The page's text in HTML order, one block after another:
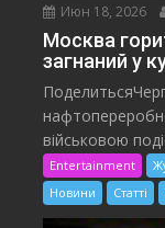
Июн 18, 2026
Москва
загнаний у
військовою
Entertainment
Новини
Статті